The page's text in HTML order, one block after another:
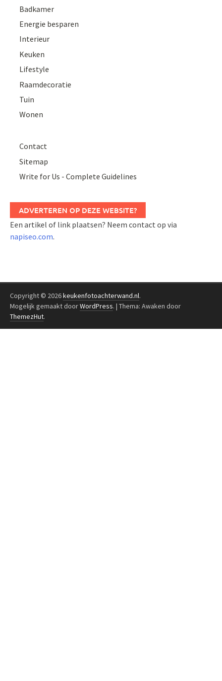
Badkamer
Energie besparen
Interieur
Keuken
Lifestyle
Raamdecoratie
Tuin
Wonen
Contact
Sitemap
Write for Us - Complete Guidelines
ADVERTEREN OP DEZE WEBSITE?
Een artikel of link plaatsen? Neem contact op via
napiseo.com.
Copyright © 2026keukenfotoachterwand.nl.
Mogelijk gemaakt doorWordPress. | Thema: Awaken door
ThemezHut.